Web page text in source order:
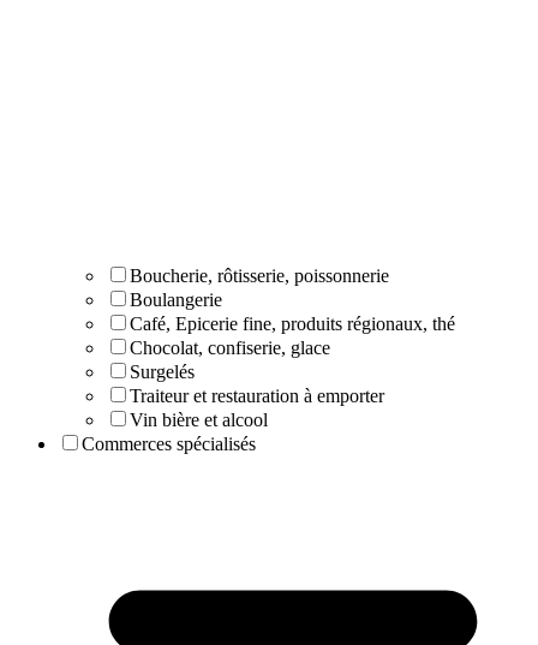
Boucherie, rôtisserie, poissonnerie
Boulangerie
Café, Epicerie fine, produits régionaux, thé
Chocolat, confiserie, glace
Surgelés
Traiteur et restauration à emporter
Vin bière et alcool
Commerces spécialisés